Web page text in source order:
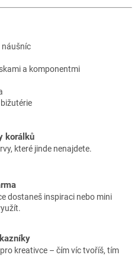
p
s
náušníc
a komponentmi
korálků
které jinde nenajdete.
dostaneš inspiraci nebo mini
kreativce – čím víc tvoříš, tím